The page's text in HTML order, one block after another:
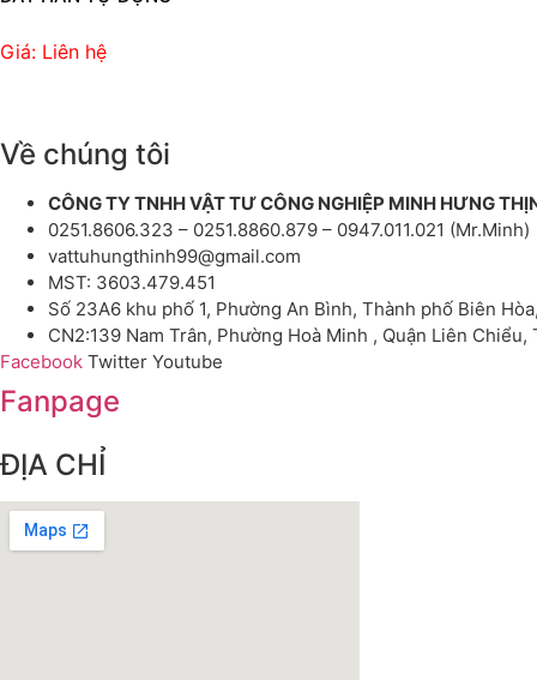
Giá: Liên hệ
Về chúng tôi
CÔNG TY TNHH VẬT TƯ CÔNG NGHIỆP MINH HƯNG
0251.8606.323 – 0251.8860.879 – 0947.011.021 (Mr.Minh)
vattuhungthinh99@gmail.com
MST: 3603.479.451
Số 23A6 khu phố 1, Phường An Bình, Thành phố Biên
CN2:139 Nam Trân, Phường Hoà Minh , Quận Liên Chiểu,
Facebook Twitter Youtube
Fanpage
ĐỊA CHỈ